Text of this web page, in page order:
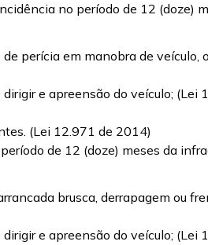
no período de 12 (doze)
perícia em manobra de veículo,
e apreensão do veículo;
(Lei 12.971 de 2014)
de 12 (doze) meses da
brusca, derrapagem ou
e apreensão do veículo;